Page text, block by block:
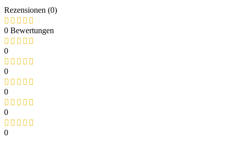
Rezensionen (0)
0 Bewertungen
0
0
0
0
0